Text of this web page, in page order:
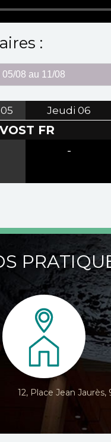
:
05 Jeudi 06
VOST FR
-
12, Place Jean